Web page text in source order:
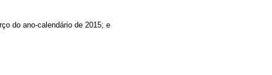
do ano-calendário de 2015; e